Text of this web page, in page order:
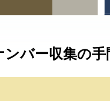
ンバー収集の